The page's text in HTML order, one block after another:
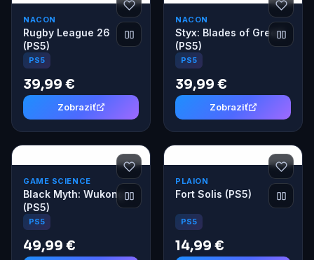
NACON
Rugby League 26
(PS5)
PS5
39,99 €
Zobraziť
NACON
Styx: Blades of Greed
(PS5)
PS5
39,99 €
Zobraziť
GAME SCIENCE
Black Myth: Wukong
(PS5)
PS5
49,99 €
PLAION
Fort Solis (PS5)
PS5
14,99 €